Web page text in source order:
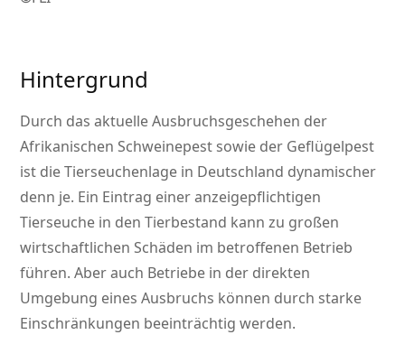
Hintergrund
Durch das aktuelle Ausbruchsgeschehen der
Afrikanischen Schweinepest sowie der Geflügelpest
ist die Tierseuchenlage in Deutschland dynamischer
denn je. Ein Eintrag einer anzeigepflichtigen
Tierseuche in den Tierbestand kann zu großen
wirtschaftlichen Schäden im betroffenen Betrieb
führen. Aber auch Betriebe in der direkten
Umgebung eines Ausbruchs können durch starke
Einschränkungen beeinträchtig werden.